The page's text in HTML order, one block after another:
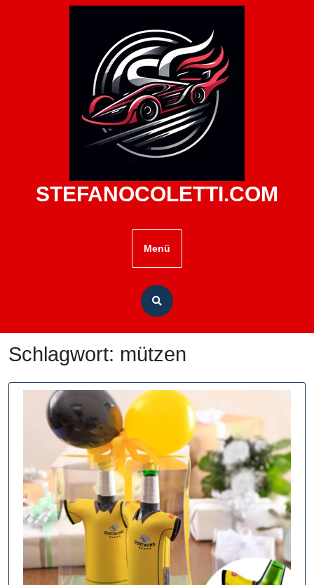
STEFANOCOLETTI.COM
Menü
Schlagwort: mützen